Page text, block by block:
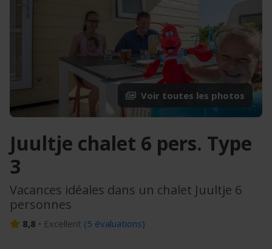
Voir toutes les photos
Juultje chalet 6 pers. Type
3
Vacances idéales dans un chalet Juultje 6
personnes
8,8 • Excellent (5 évaluations)